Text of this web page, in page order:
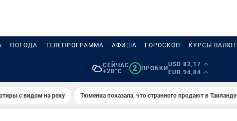
ПОГОДА ТЕЛЕПРОГРАММА АФИША ГОРОСКОП КУРСЫ ВАЛЮТ
СЕЙЧАС
+28°C
2 ПРОБКИ
USD 82,17
EUR 94,84
с видом на реку Тюменка показала, что странного продают в Таиланде